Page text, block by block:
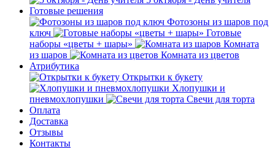
Готовые решения
Фотозоны из шаров под
ключ
Готовые
наборы «цветы + шары»
Комната
из шаров
Комната из цветов
Атрибутика
Открытки к букету
Хлопушки и
пневмохлопушки
Свечи для торта
Оплата
Доставка
Отзывы
Контакты